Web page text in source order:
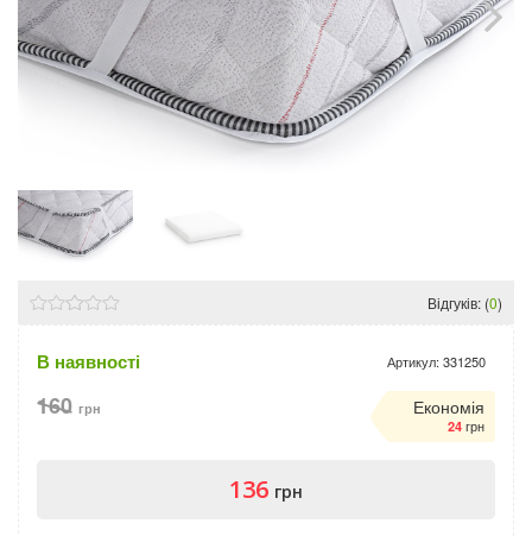
Контакти
Відгуки
Відгуків: (0)
В наявності Артикул: 331250
160 грн Економія
24 грн
136 грн